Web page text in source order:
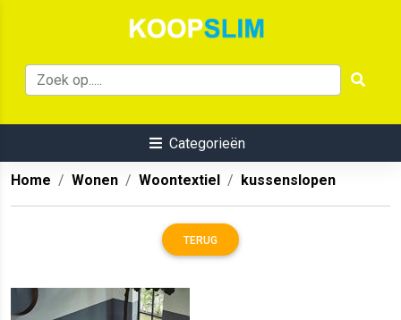
Categorieën
Home Wonen Woontextiel kussenslopen
TERUG